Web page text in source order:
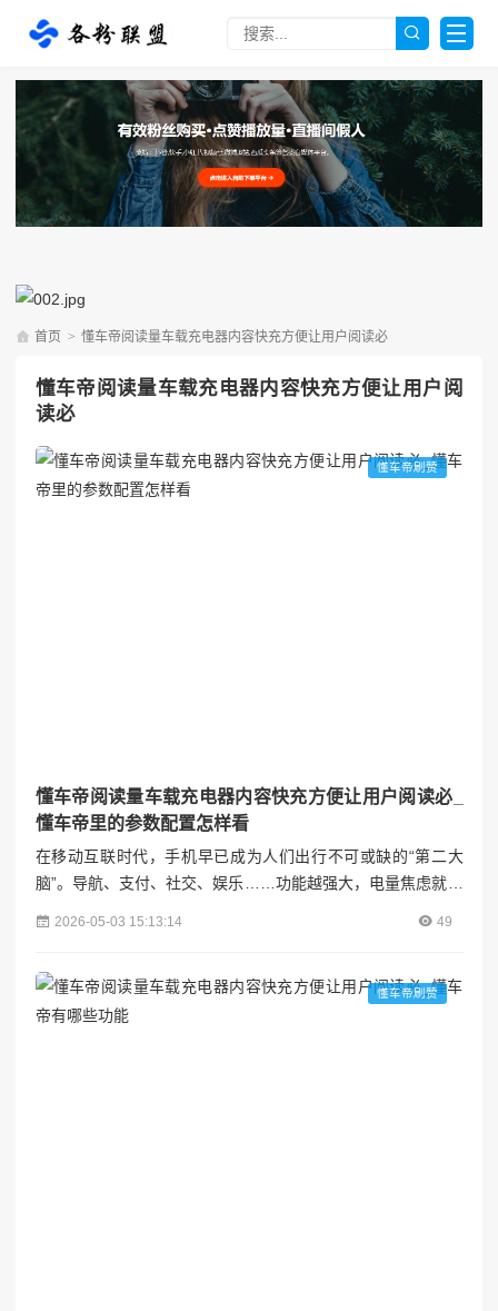
首页 > 懂车帝阅读量车载充电器内容快充方便让用户阅读必
懂车帝阅读量车载充电器内容快充方便让用户阅
读必
懂车帝刷赞
懂车帝阅读量车载充电器内容快充方便让用户阅读必_
懂车帝里的参数配置怎样看
在移动互联时代，手机早已成为人们出行不可或缺的“第二大
脑”。导航、支付、社交、娱乐……功能越强大，电量焦虑就越
严重。尤其是自驾途中，手机电量告急不仅影响使用体验，更
充电效率实现质的飞跃。本文将从用户需求出发，结合懂车帝
平台阅读量最高的车载充电器内容，解析快充技术的核心优
2026-05-03 15:13:14 49
懂车帝刷赞